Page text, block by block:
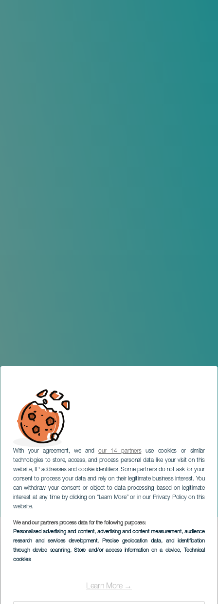
With your agreement, we andour 14 partnersuse cookies or similar
technologies to store, access, and process personal data like your visit on this
website, IP addresses and cookie identifiers. Some partners do not ask for your
consent to process your data and rely on their legitimate business interest. You
can withdraw your consent or object to data processing based on legitimate
interest at any time by clicking on “Learn More” or in our Privacy Policy on this
website.
We and our partners process data for the following purposes:
Personalised advertising and content, advertising and content measurement, audience
research and services development, Precise geolocation data, and identification
through device scanning, Store and/or access information on a device, Technical
cookies
Learn More →
Dani Rovira: Es lohnt sich
GRAN CANARIA
Imagen
Listado